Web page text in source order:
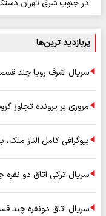
در جنوب شرق تهران
پربازدید ترین‌ها
سریال اشرف رویا چند
مروری بر پرونده تجاوز
بیوگرافی کامل الناز
سریال ترکی اتاق دو
سریال اتاق دونفره چند